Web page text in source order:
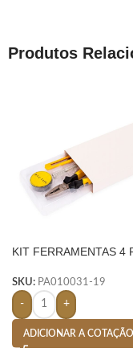
Produtos
KIT FERRAMENTAS 4
SKU: PA010031-19
- +
ADICIONAR A COTAÇÃO